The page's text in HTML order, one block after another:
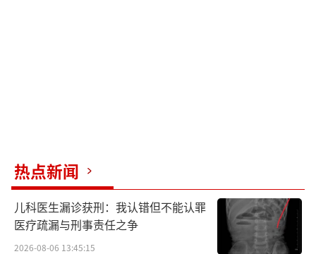
热点新闻
儿科医生漏诊获刑：我认错但不能认罪
医疗疏漏与刑事责任之争
2026-08-06 13:45:15